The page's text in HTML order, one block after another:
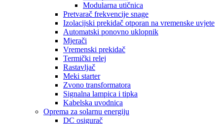
Modularna utičnica
Pretvarač frekvencije snage
Izolacijski prekidač otporan na vremenske uvjete
Automatski ponovno uklopnik
Mjerači
Vremenski prekidač
Termički relej
Rastavljač
Meki starter
Zvono transformatora
Signalna lampica i tipka
Kabelska uvodnica
Oprema za solarnu energiju
DC osigurač